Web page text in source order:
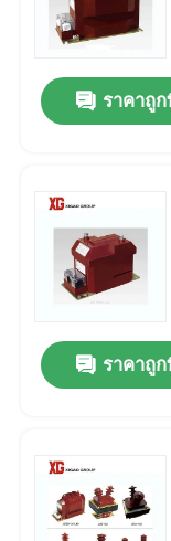
ราคาถู
ราคาถู